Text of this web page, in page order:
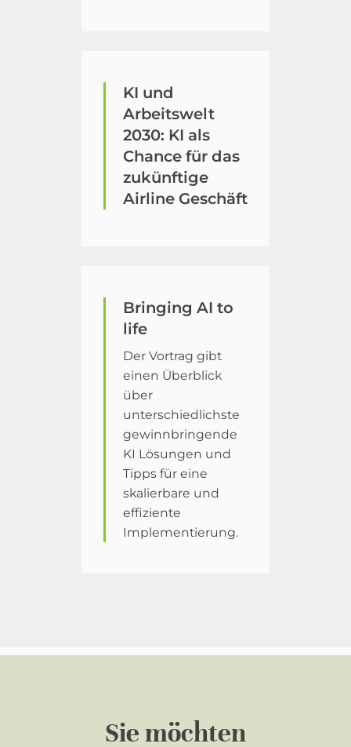
KI und
Arbeitswelt
2030: KI als
Chance für das
zukünftige
Airline Geschäft
Bringing AI to
life
Der Vortrag gibt
einen Überblick
über
unterschiedlichste
gewinnbringende
KI Lösungen und
Tipps für eine
skalierbare und
effiziente
Implementierung.
Sie möchten